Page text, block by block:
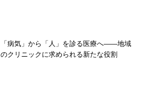
「病気」から「人」を診る医療へ――地域
のクリニックに求められる新たな役割